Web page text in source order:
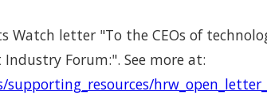
Watch letter "To the CEOs of
Forum:". See more at: